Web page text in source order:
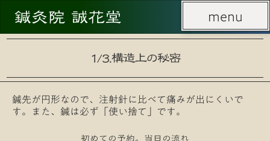
menu
鍼灸院 誠花堂 menu
1/3.構造上の秘密
鍼先が円形なので、注射針に比べて痛みが出にくいで
す。また、鍼は必ず「使い捨て」です。